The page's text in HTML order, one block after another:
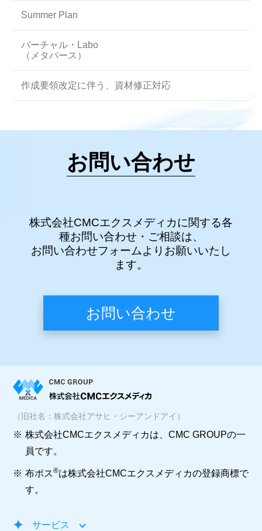
Summer Plan
バーチャル・Labo
（メタバース）
作成要領改定に伴う、資材修正対応
お問い合わせ
株式会社CMCエクスメディカに関する各
種お問い合わせ・ご相談は、
お問い合わせフォームよりお願いいたし
ます。
お問い合わせ
（旧社名：株式会社アサヒ・シーアンドアイ）
※ 株式会社CMCエクスメディカは、CMC GROUPの一
員です。
※ 布ポス®は株式会社CMCエクスメディカの登録商標で
す。
サービス